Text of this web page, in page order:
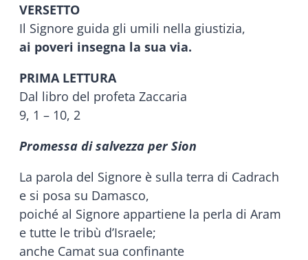
VERSETTO
Il Signore guida gli umili nella giustizia,
ai poveri insegna la sua via.
PRIMA LETTURA
Dal libro del profeta Zaccaria
9, 1 – 10, 2
Promessa di salvezza per Sion
La parola del Signore è sulla terra di Cadrach
e si posa su Damasco,
poiché al Signore appartiene la perla di Aram
e tutte le tribù d’Israele;
anche Camat sua confinante